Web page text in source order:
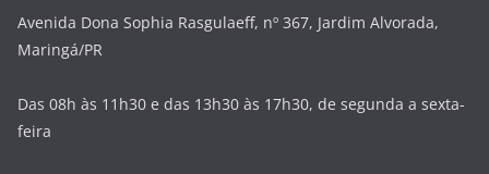
Avenida Dona Sophia Rasgulaeff, nº 367, Jardim Alvorada,
Maringá/PR
Das 08h às 11h30 e das 13h30 às 17h30, de segunda a sexta-
feira